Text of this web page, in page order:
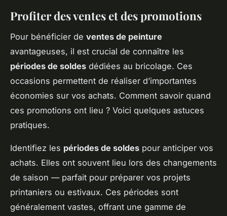
Profiter des ventes et des promotions
Pour bénéficier de ventes de peinture
avantageuses, il est crucial de connaître les
périodes de soldes dédiées au bricolage. Ces
occasions permettent de réaliser d’importantes
économies sur vos achats. Comment savoir quand
ces promotions ont lieu ? Voici quelques astuces
pratiques.
Identifiez les périodes de soldes pour anticiper vos
achats. Elles ont souvent lieu lors des changements
de saison — parfait pour préparer vos projets
printaniers ou estivaux. Ces périodes sont
généralement vastes, offrant une gamme de